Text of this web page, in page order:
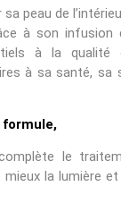
peau de
à son infusion
à la qualité
à sa santé, sa
formule,
le
la lumière